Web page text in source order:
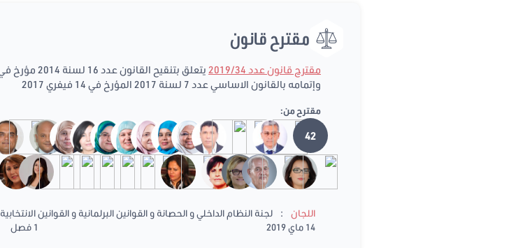
مقترح قانون
مقترح قانون عدد 2019/34
وإتمامه بالقانون الاساسي عدد 7 لسنة 2017 المؤرخ في 14 فيفري 2017
مقترح من:
42
اللجان :
لجنة النظام الداخلي و الحصانة و القوانين البرلمانية و القوانين الانتخابية
14 ماي 2019
1 فصل